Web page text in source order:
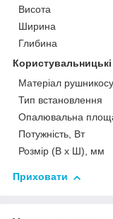
Висота
Ширина
Глибина
Матеріал
Тип встановлення
Опалювальна
Потужність, Вт
Розмір (В х Ш), мм
Приховати